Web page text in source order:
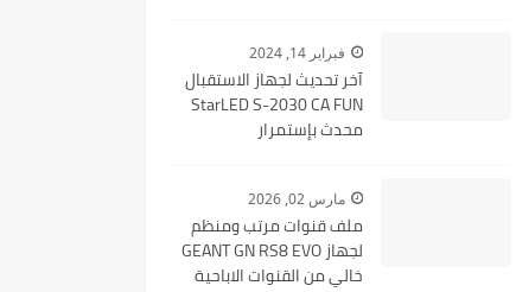
فبراير 14, 2024
آخر تحديث لجهاز الاستقبال
StarLED S-2030 CA FUN
محدث بإستمرار
مارس 02, 2026
ملف قنوات مرتب ومنظم
لجهاز GEANT GN RS8 EVO
خالي من القنوات الاباحية